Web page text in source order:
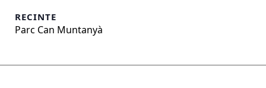
RECINTE
Parc Can Muntanyà